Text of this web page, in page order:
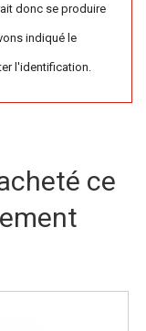
donc se produire
indiqué le
l'identification.
ce